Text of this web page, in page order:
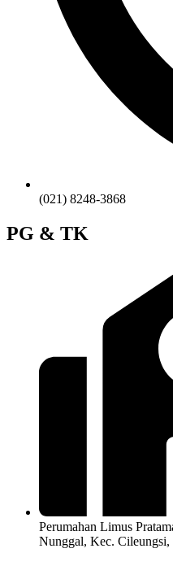
(021) 8248-3868
PG & TK
Perumahan Limus
Nunggal, Kec. Cileungsi,